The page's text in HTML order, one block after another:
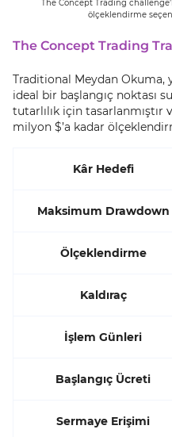
The Concept Trading
ölçeklendirme
The Concept Trading
Traditional Meydan
ideal bir başlangıç noktası
tutarlılık için tasarlanmıştır
milyon $’a kadar
Kâr Hedefi
Maksimum Drawdown
Ölçeklendirme
Kaldıraç
İşlem Günleri
Başlangıç Ücreti
Sermaye Erişimi